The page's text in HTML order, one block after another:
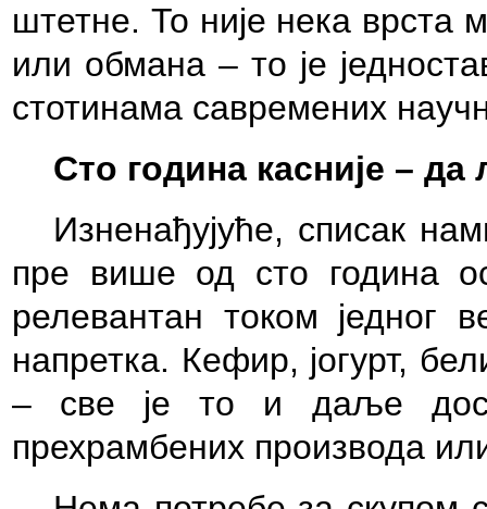
штетне. То није нека врста
или обмана – то је
стотинама савремених
Сто година касније – да
Изненађујуће, списак
пре више од сто година
релевантан током једног
напретка. Кефир, јогурт,
– све је то и даље
прехрамбених производа